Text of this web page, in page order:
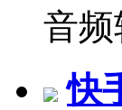
音
快